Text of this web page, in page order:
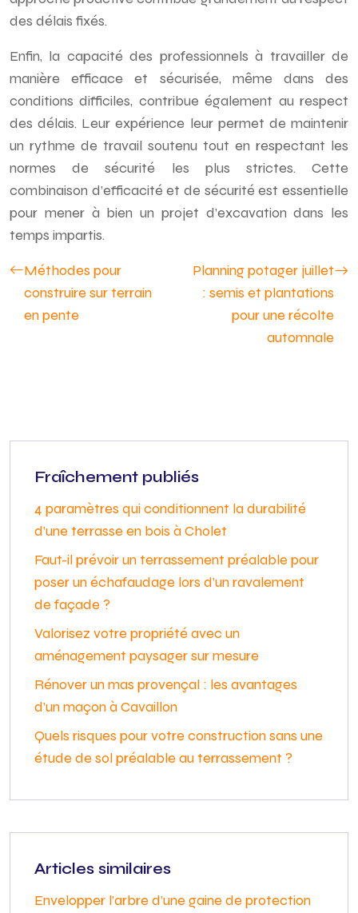
des délais fixés.
Enfin, la capacité des professionnels à travailler de
manière efficace et sécurisée, même dans des
conditions difficiles, contribue également au respect
des délais. Leur expérience leur permet de maintenir
un rythme de travail soutenu tout en respectant les
normes de sécurité les plus strictes. Cette
combinaison d’efficacité et de sécurité est essentielle
pour mener à bien un projet d’excavation dans les
temps impartis.
Méthodes pour
construire sur terrain
en pente
Planning potager juillet
: semis et plantations
pour une récolte
automnale
Fraîchement publiés
4 paramètres qui conditionnent la durabilité
d’une terrasse en bois à Cholet
Faut-il prévoir un terrassement préalable pour
poser un échafaudage lors d’un ravalement
de façade ?
Valorisez votre propriété avec un
aménagement paysager sur mesure
Rénover un mas provençal : les avantages
d’un maçon à Cavaillon
Quels risques pour votre construction sans une
étude de sol préalable au terrassement ?
Articles similaires
Envelopper l’arbre d’une gaine de protection